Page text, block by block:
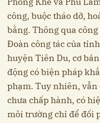
công, buộc tháo dỡ,
bằng. Thông qua
Đoàn công tác của
huyện Tiên Du, cơ
động có biện pháp
phạm. Tuy nhiên,
chưa chấp hành, có
môi trường chỉ để đối